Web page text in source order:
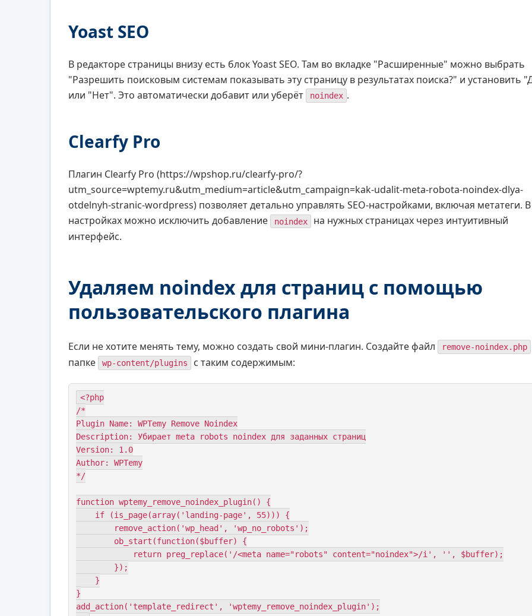
Yoast SEO
В редакторе страницы внизу есть блок Yoast SEO. Там во вкладке "Расширенные" можно выбрать
"Разрешить поисковым системам показывать эту страницу в результатах поиска?" и установить
или "Нет". Это автоматически добавит или уберёт
noindex .
Clearfy Pro
Плагин Clearfy Pro (https://wpshop.ru/clearfy-pro/?
utm_source=wptemy.ru&utm_medium=article&utm_campaign=kak-udalit-meta-robota-noindex-dlya-
otdelnyh-stranic-wordpress) позволяет детально управлять SEO-настройками, включая метатеги. В
настройках можно исключить добавление
noindex
на нужных страницах через интуитивный
интерфейс.
Удаляем noindex для страниц с помощью
пользовательского плагина
Если не хотите менять тему, можно создать свой мини-плагин. Создайте файл remove-noindex.php
папке
wp-content/plugins с таким содержимым:
<?php
/*
Plugin Name: WPTemy Remove Noindex
Description: Убирает meta robots noindex для заданных страниц
Version: 1.0
Author: WPTemy
*/
function wptemy_remove_noindex_plugin() {
}
add_action('template_redirect', 'wptemy_remove_noindex_plugin');